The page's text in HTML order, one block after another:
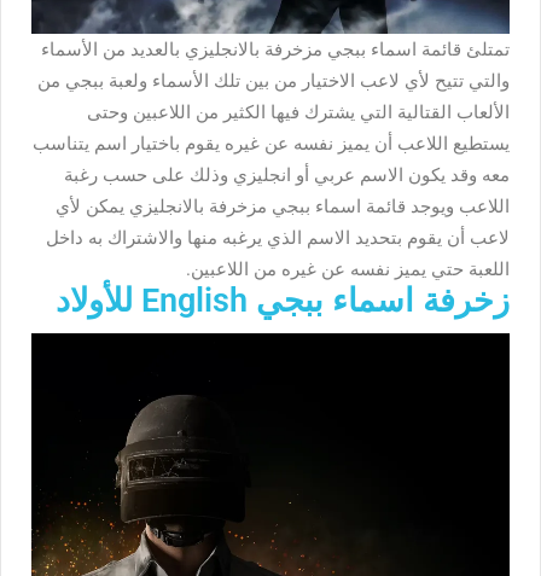
تمتلئ قائمة اسماء ببجي مزخرفة بالانجليزي بالعديد من الأسماء
والتي تتيح لأي لاعب الاختيار من بين تلك الأسماء ولعبة ببجي من
الألعاب القتالية التي يشترك فيها الكثير من اللاعبين وحتى
يستطيع اللاعب أن يميز نفسه عن غيره يقوم باختيار اسم يتناسب
معه وقد يكون الاسم عربي أو انجليزي وذلك على حسب رغبة
اللاعب ويوجد قائمة اسماء ببجي مزخرفة بالانجليزي يمكن لأي
لاعب أن يقوم بتحديد الاسم الذي يرغبه منها والاشتراك به داخل
اللعبة حتي يميز نفسه عن غيره من اللاعبين.
زخرفة اسماء ببجي English للأولاد